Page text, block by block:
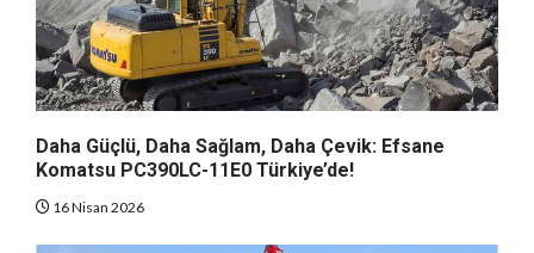
Daha Güçlü, Daha Sağlam, Daha Çevik: Efsane
Komatsu PC390LC-11E0 Türkiye’de!
16 Nisan 2026